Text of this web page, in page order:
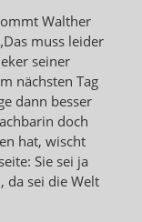
Walther
muss leider
seiner
nächsten Tag
dann besser
doch
hat, wischt
Sie sei ja
da sei die Welt